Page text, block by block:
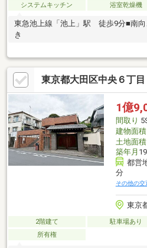
システムキッチン
浴室乾燥機
東急池上線「池上」駅 徒歩9分■南向
き
東京都大田区中央６丁
1億
間取り
建物面積
土地面積
築年月
都営
分
その他の交
東京
2階建て 駐車場あり
所有権